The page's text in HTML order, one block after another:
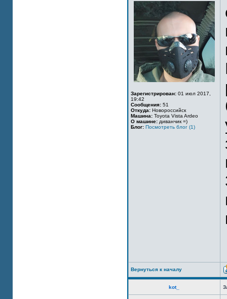
Зарегистрирован: 01 июл 2017,
19:42
Сообщения: 51
Откуда: Новороссийск
Машина: Toyota Vista Ardeo
О машине: диванчик =)
Блог: Посмотреть блог (1)
Вернуться к началу
kot_